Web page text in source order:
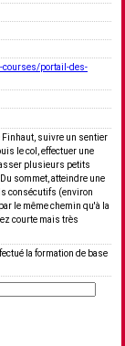
courses/portail-des-
suivre un sentier
le col, effectuer une
plusieurs petits
sommet, atteindre une
consécutifs (environ
le même chemin qu'à la
courte mais très
la formation de base